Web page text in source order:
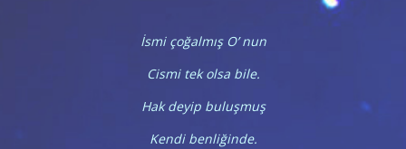
İsmi çoğalmış O’ nun
Cismi tek olsa bile.
Hak deyip buluşmuş
Kendi benliğinde.